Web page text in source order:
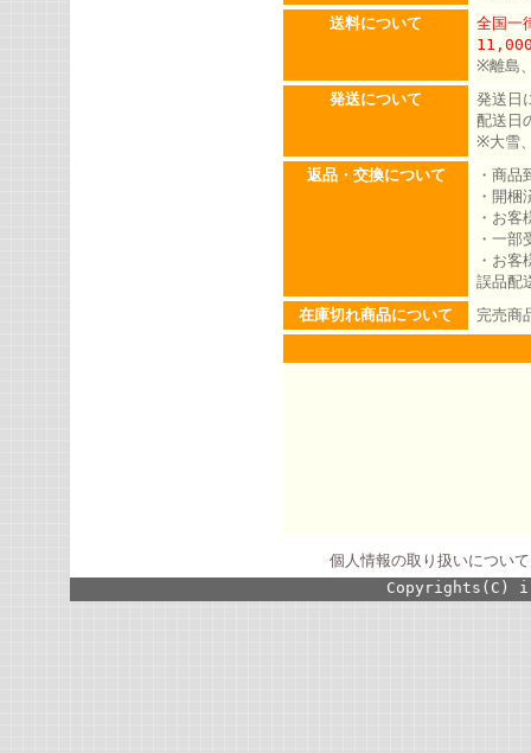
送料について
全国一
※離島
発送について
発送日
配送日
※大雪
返品・交換について
・商
・開
・お
・一
・お
誤品配
在庫切れ商品について
完売商
個人情報の取り扱いについて
Copyrights(C)